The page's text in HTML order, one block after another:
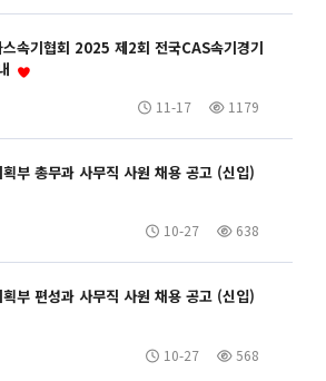
속기협회 2025 제2회 전국CAS속기경기
1179
11-17
부 총무과 사무직 사원 채용 공고 (신입)
638
10-27
부 편성과 사무직 사원 채용 공고 (신입)
568
10-27